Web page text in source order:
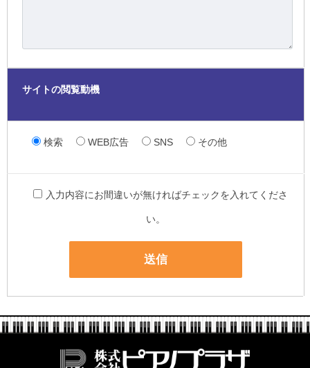
サイトの閲覧動機
検索 WEB広告 SNS その他
入力内容にお間違いが無ければチェックを入れてくださ
い。